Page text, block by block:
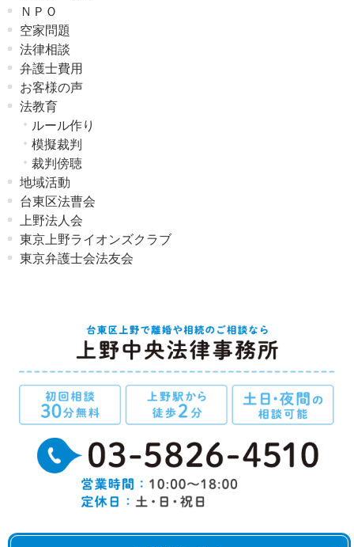
ＮＰＯ
空家問題
法律相談
弁護士費用
お客様の声
法教育
ルール作り
模擬裁判
裁判傍聴
地域活動
台東区法曹会
上野法人会
東京上野ライオンズクラブ
東京弁護士会法友会